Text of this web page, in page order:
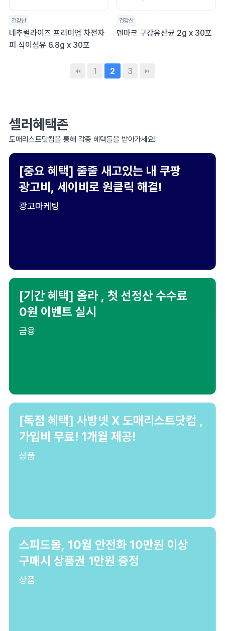
건강산
네추럴라이즈 프리미엄 차전자
피 식이섬유 6.8g x 30포
건강산
덴마크 구강유산균 2g x 30포
1 2 3
셀러혜택존
도매리스트닷컴을 통해 각종 혜택들을 받아가세요!
[중요 혜택] 줄줄 새고있는 내 쿠팡
광고비, 세이비로 원클릭 해결!
광고마케팅
[기간 혜택] 올라 , 첫 선정산 수수료
0원 이벤트 실시
금융
[독점 혜택] 사방넷 X 도매리스트닷컴 ,
가입비 무료! 1개월 제공!
상품
스피드몰, 10월 안전화 10만원 이상
구매시 상품권 1만원 증정
상품